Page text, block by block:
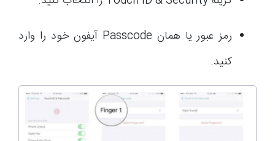
رمز عبور یا همان Passcode آیفون خود را وارد
کنید.